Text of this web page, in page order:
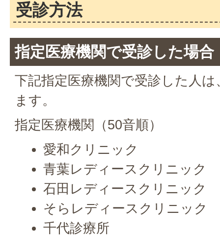
受診方法
指定医療機関で受診した場合
下記指定医療機関で受診した人
ます。
指定医療機関（50音順）
愛和クリニック
青葉レディースクリニック
石田レディースクリニック
そらレディースクリニック
千代診療所